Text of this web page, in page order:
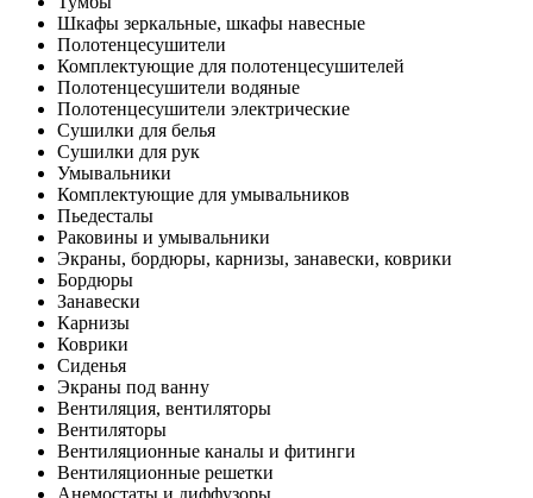
Шкафы зеркальные, шкафы навесные
Полотенцесушители
Комплектующие для полотенцесушителей
Полотенцесушители водяные
Полотенцесушители электрические
Сушилки для белья
Сушилки для рук
Умывальники
Комплектующие для умывальников
Пьедесталы
Раковины и умывальники
Экраны, бордюры, карнизы, занавески, коврики
Бордюры
Занавески
Карнизы
Коврики
Сиденья
Экраны под ванну
Вентиляция, вентиляторы
Вентиляторы
Вентиляционные каналы и фитинги
Вентиляционные решетки
Анемостаты и диффузоры